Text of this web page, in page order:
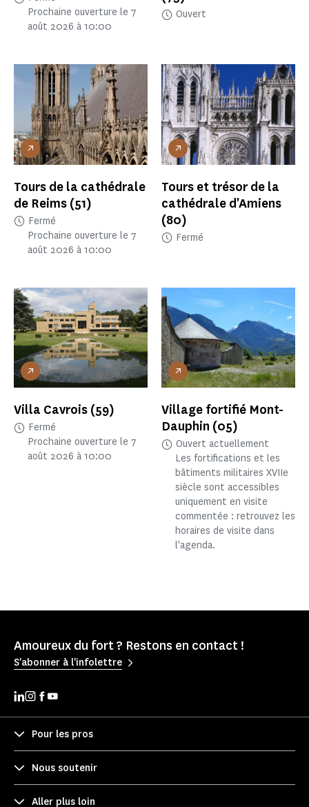
Prochaine ouverture le 7
août 2026 à 10:00
Ouvert
Tours de la cathédrale
de Reims (51)
Fermé
Prochaine ouverture le 7
août 2026 à 10:00
Tours et trésor de la
cathédrale d'Amiens
(80)
Fermé
Villa Cavrois (59)
Fermé
Prochaine ouverture le 7
août 2026 à 10:00
Village fortifié Mont-
Dauphin (05)
Ouvert actuellement
Les fortifications et les
bâtiments militaires XVIIe
siècle sont accessibles
uniquement en visite
commentée : retrouvez les
horaires de visite dans
l'agenda.
Amoureux du fort ? Restons en contact !
S'abonner à l'infolettre
Pour les pros
Nous soutenir
Aller plus loin